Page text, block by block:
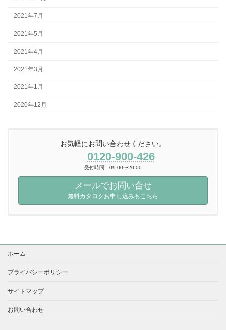
2021年7月
2021年5月
2021年4月
2021年3月
2021年1月
2020年12月
お気軽にお問い合わせください。
0120-900-426
受付時間 09:00〜20:00
メールでお問い合せ
無料カタログお申し込みもこちら
ホーム
プライバシーポリシー
サイトマップ
お問い合わせ